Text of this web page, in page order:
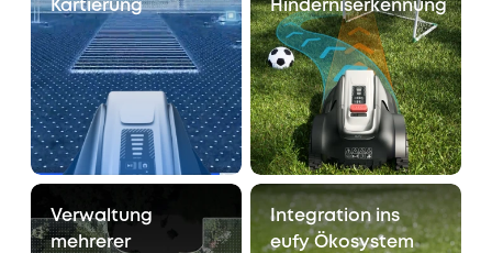
Kartierung
Hinderniserkennung
Verwaltung
mehrerer
Integration ins
eufy Ökosystem